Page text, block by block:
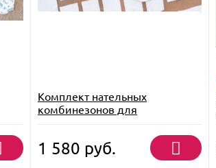
Комплект нательных
комбинезонов для
1 580 руб.